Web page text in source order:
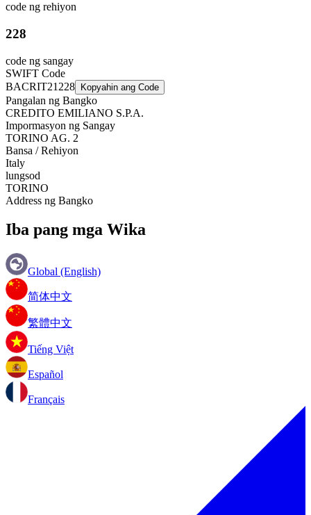
code ng rehiyon
228
code ng sangay
SWIFT Code
BACRIT21228 Kopyahin ang Code
Pangalan ng Bangko
CREDITO EMILIANO S.P.A.
Impormasyon ng Sangay
TORINO AG. 2
Bansa / Rehiyon
Italy
lungsod
TORINO
Address ng Bangko
Iba pang mga Wika
Global (English)
简体中文
繁體中文
Tiếng Việt
Español
Français